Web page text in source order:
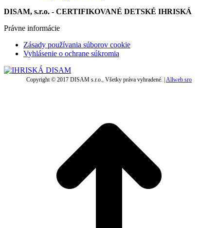
DISAM, s.r.o. - CERTIFIKOVANÉ DETSKÉ IHRISKÁ
Právne informácie
Zásady používania súborov cookie
Vyhlásenie o ochrane súkromia
Copyright © 2017 DISAM s.r.o., Všetky práva vyhradené. | Allweb sro